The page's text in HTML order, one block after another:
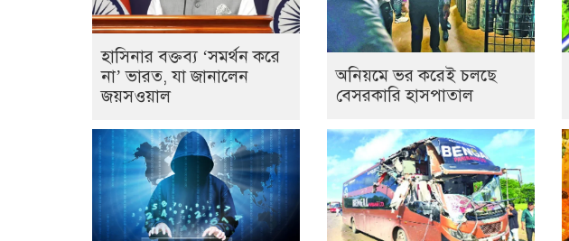
হাসিনার বক্তব্য ‘সমর্থন করে
না’ ভারত, যা জানালেন
জয়সওয়াল
অনিয়মে ভর করেই চলছে
বেসরকারি হাসপাতাল